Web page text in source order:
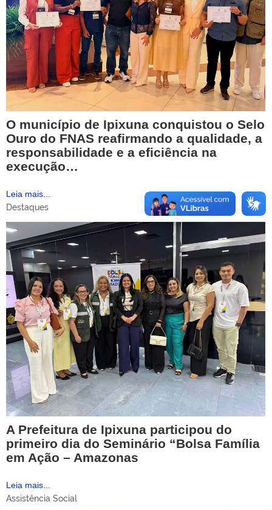
O município de Ipixuna conquistou o Selo
Ouro do FNAS reafirmando a qualidade, a
responsabilidade e a eficiência na
execução…
Leia mais...
Destaques
A Prefeitura de Ipixuna participou do
primeiro dia do Seminário “Bolsa Família
em Ação – Amazonas
Leia mais...
Assistência Social